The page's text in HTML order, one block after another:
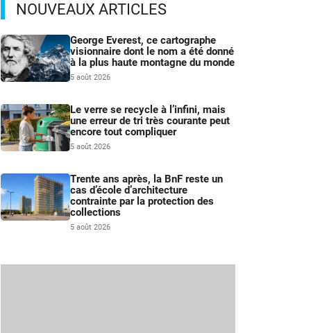
NOUVEAUX ARTICLES
George Everest, ce cartographe
visionnaire dont le nom a été donné
à la plus haute montagne du monde
5 août 2026
Le verre se recycle à l’infini, mais
une erreur de tri très courante peut
encore tout compliquer
5 août 2026
Trente ans après, la BnF reste un
cas d’école d’architecture
contrainte par la protection des
collections
5 août 2026